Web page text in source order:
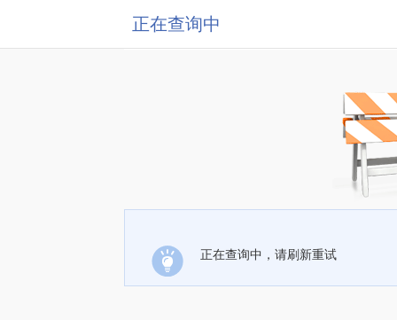
正在查询中
正在查询中，请刷新重试